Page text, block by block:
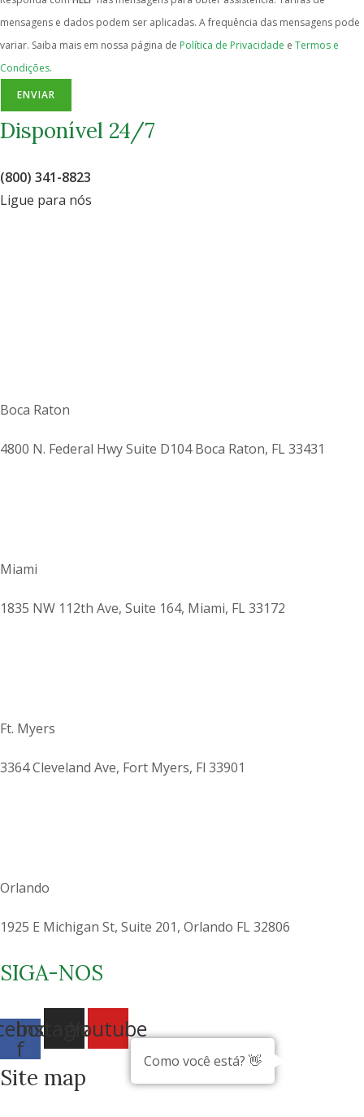
mensagens e dados podem ser aplicadas. A frequência das mensagens pode
variar. Saiba mais em nossa página de Política de Privacidade e Termos e
Condições.
ENVIAR
Disponível 24/7
(800) 341-8823
Ligue para nós
Boca Raton
4800 N. Federal Hwy Suite D104 Boca Raton, FL 33431
Miami
1835 NW 112th Ave, Suite 164, Miami, FL 33172
Ft. Myers
3364 Cleveland Ave, Fort Myers, Fl 33901
Orlando
1925 E Michigan St, Suite 201, Orlando FL 32806
SIGA-NOS
f
InstagramYoutube
Site map
Como você está? 👋